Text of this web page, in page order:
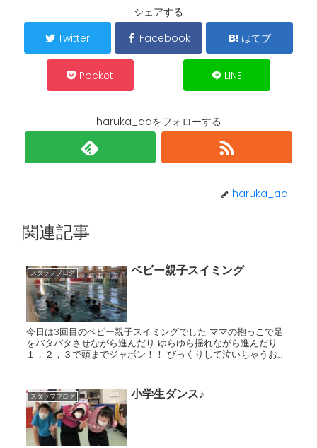
シェアする
Twitter
Facebook はてブ
Pocket LINE
haruka_adをフォローする
haruka_ad
関連記事
スタッフブログ ベビー親子スイミング
今日は3回目のベビー親子スイミングでした ママの抱っこで足
をバタバタさせながら進んだり ゆらゆら揺れながら進んだり
１，２，３で頭までジャボン！！ びっくりして泣いちゃうお友
スタッフブログ 小学生ダンス♪